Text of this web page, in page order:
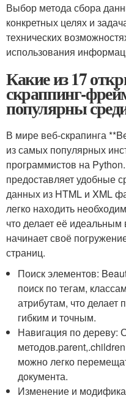
Выбор⁣ метода ⁤сбора‍
конкретных целях ​и⁢
технических
использования
Какие из 17
скраппинг-
популярны
В мире веб-скрапинга
из самых популярных​
программистов на
предоставляет удобные
данных из HTML и XML
легко находить
что делает ⁣её идеальным
начинает своё
страниц.
Поиск элементов:
поиск⁤ по тегам,
атрибутам,‍ что ⁢делает
гибким и точным.
Навигация по
методов.parent,.children
можно легко
документа.
Изменение и